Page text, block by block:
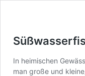
In heimischen
man große und